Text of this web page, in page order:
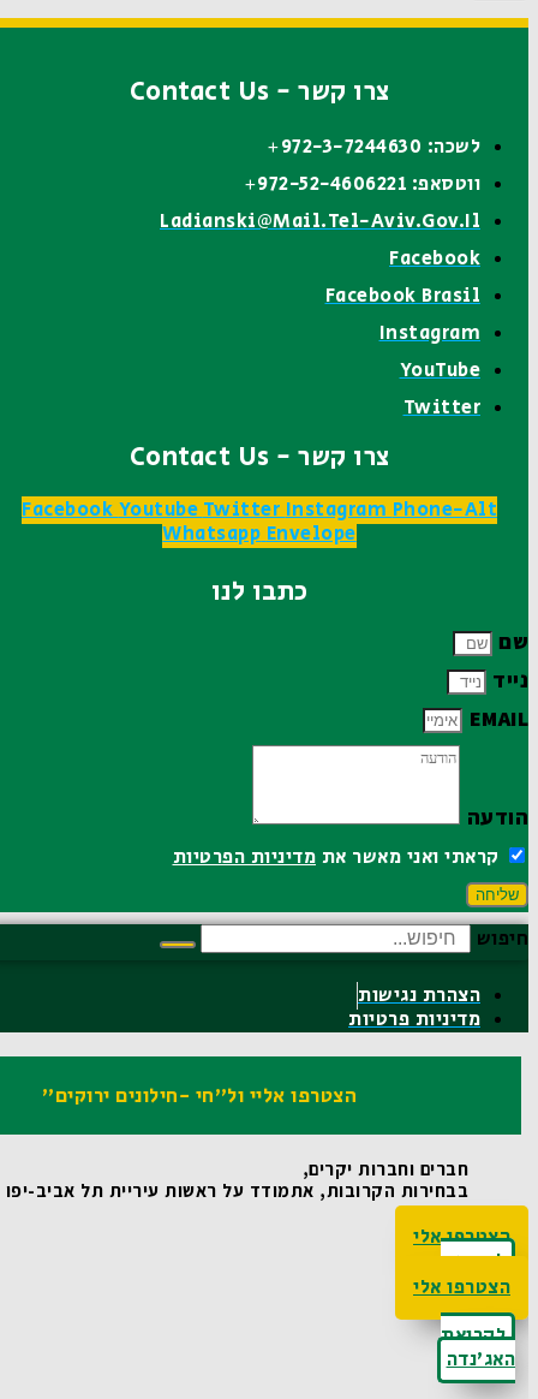
צרו קשר - Contact Us
לשכה: 972-3-7244630+
ווטסאפ: 972-52-4606221+
Ladianski@mail.tel-Aviv.gov.il
Facebook
Facebook Brasil
Instagram
YouTube
Twitter
צרו קשר - Contact Us
FacebookYoutubeTwitterInstagramPhone-Alt
WhatsappEnvelope
כתבו לנו
שם
נייד
EMAIL
הודעה
קראתי ואני מאשר אתמדיניות הפרטיות
שליחה
חיפוש
הצהרת נגישות
מדיניות פרטיות
הצטרפו אליי ול"חי -חילונים ירוקים"
חברים וחברות יקרים,
בבחירות הקרובות, אתמודד על ראשות עיריית תל אביב-יפו
הצטרפו אלי
לקריאת
האג'נדה
הצטרפו אלי
לקריאת
האג'נדה